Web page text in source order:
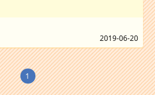
2019-06-20
1